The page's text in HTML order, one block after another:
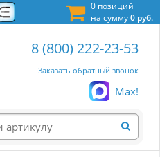
0 позиций
на сумму0 руб.
8 (800) 222-23-53
Заказать обратный звонок
Max!